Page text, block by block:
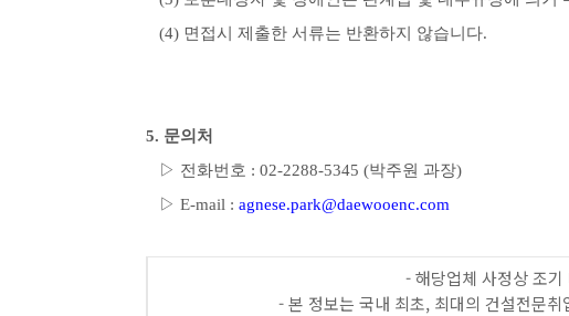
(4) 면접시 제출한 서류는 반환하지 않습니다.
5. 문의처
▷ 전화번호 : 02-2288-5345 (박주원 과장)
▷ E-mail : agnese.park@daewooenc.com
- 해당업체 사정상 조
- 본 정보는 국내 최초, 최대의 건설전문